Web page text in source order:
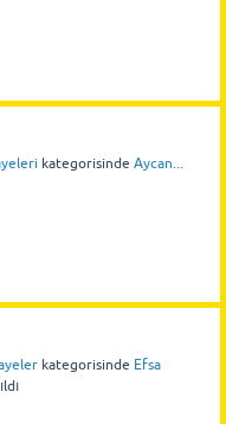
kategorisinde Aycan...
kategorisinde Efsa